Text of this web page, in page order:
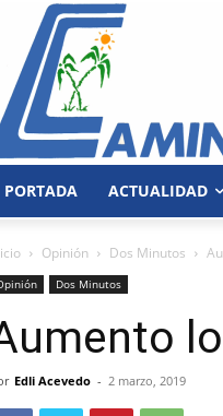
PORTADA ACTUALIDAD
Opinión Dos Minutos
Dos Minutos
Edli Acevedo - 2 marzo, 2019